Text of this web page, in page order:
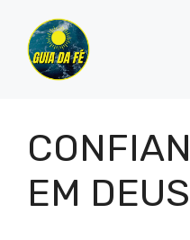
para
conteúdo
EM DEUS